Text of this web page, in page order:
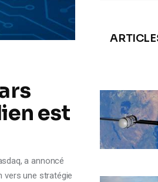
est
a annoncé
vers une stratégie